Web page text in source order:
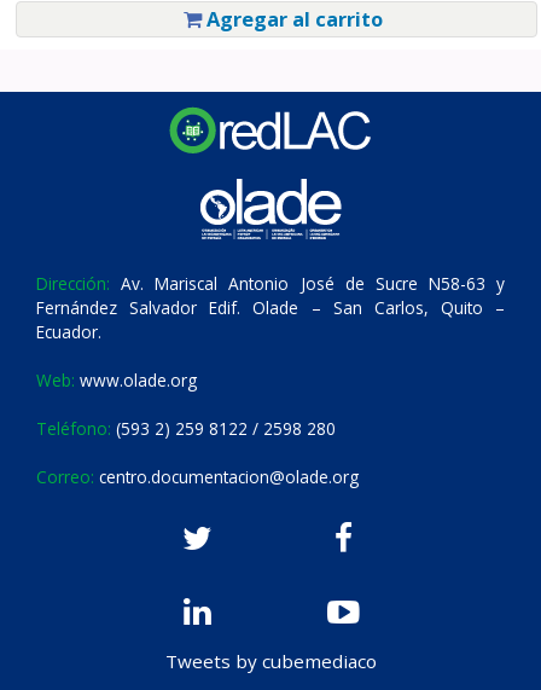
Agregar al carrito
Dirección: Av. Mariscal Antonio José de Sucre N58-63 y
Fernández Salvador Edif. Olade – San Carlos, Quito –
Ecuador.
Web: www.olade.org
Teléfono: (593 2) 259 8122 / 2598 280
Correo: centro.documentacion@olade.org
Tweets by cubemediaco